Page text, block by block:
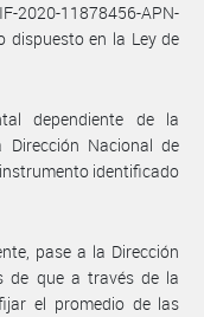
2020-11878456-APN-
dispuesto en la Ley de
dependiente de la
Nacional de
identificado
pase a la Dirección
de que a través de la
el promedio de las